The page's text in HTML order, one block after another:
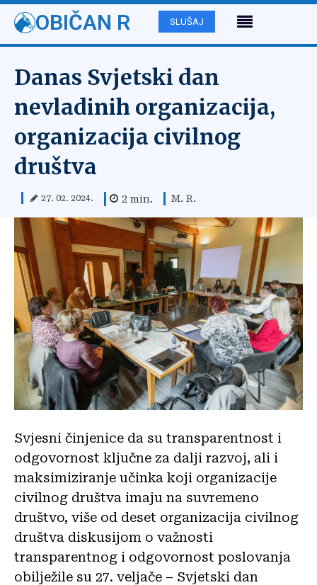
OBIČAN R SLUŠAJ
Danas Svjetski dan
nevladinih organizacija,
organizacija civilnog
društva
27. 02. 2024. 2 min. M. R.
Svjesni činjenice da su transparentnost i
odgovornost ključne za dalji razvoj, ali i
maksimiziranje učinka koji organizacije
civilnog društva imaju na suvremeno
društvo, više od deset organizacija civilnog
društva diskusijom o važnosti
transparentnog i odgovornost poslovanja
obilježile su 27. veljače – Svjetski dan